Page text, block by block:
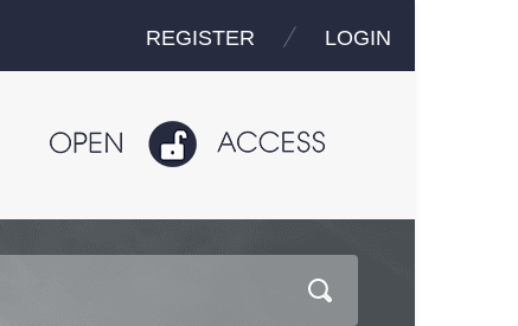
REGISTER LOGIN